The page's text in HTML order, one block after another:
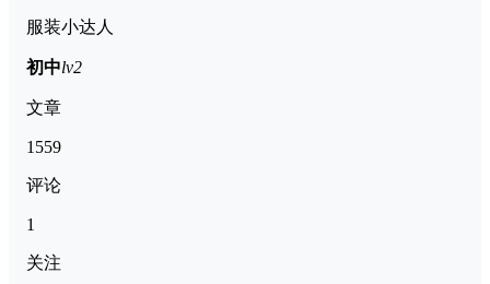
服装小达人
初中lv2
文章
1559
评论
1
关注